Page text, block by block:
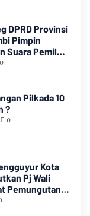
DPRD Provinsi
Pimpin
Pemilu
0
Pilkada 10
?
0
Pj Wali